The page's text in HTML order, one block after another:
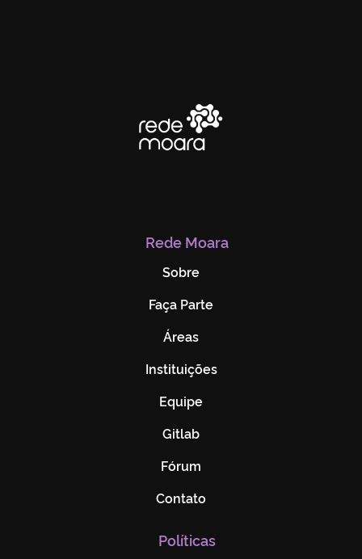
Rede Moara
Sobre
Faça Parte
Áreas
Instituições
Equipe
Gitlab
Fórum
Contato
Políticas